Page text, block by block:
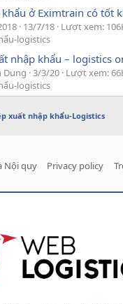
ở Eximtrain có tốt
13/7/18 Lượt xem:
logistics
nhập khẩu – logistics
Dung 3/3/20 Lượt xem:
logistics
xuất nhập khẩu-Logistics
Nội quy Privacy policy